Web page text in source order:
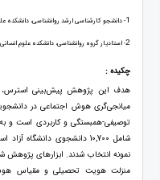
1- دانشجو کارشناسی ارشد روانشناسی، دانشکده
2- استادیار گروه روانشناسی، دانشکده علوم
چکیده :
هدف این پژوهش پیش‌بینی
میانجی‌گری هوش اجتماعی در
توصیفی-همبستگی و کاربردی است و
نمونه انتخاب شدند. ابزارهای
منزلت هویت تحصیلی و مقیاس هوش